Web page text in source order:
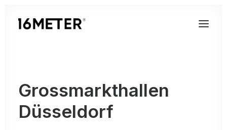
Grossmarkthallen
Düsseldorf